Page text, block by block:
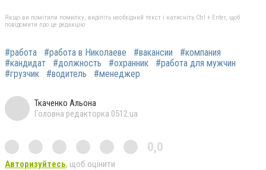
Якщо ви помітили помилку, виділіть необхідний текст і натисніть Ctrl + Enter, щоб
повідомити про це редакцію
#работа #работа в Николаеве #вакансии
#компания
#кандидат
#должность #охранник
#работа для мужчин
#грузчик
#водитель #менеджер
Ткаченко Альона
Головна редакторка 0512.ua
0,0
Авторизуйтесь, щоб оцінити